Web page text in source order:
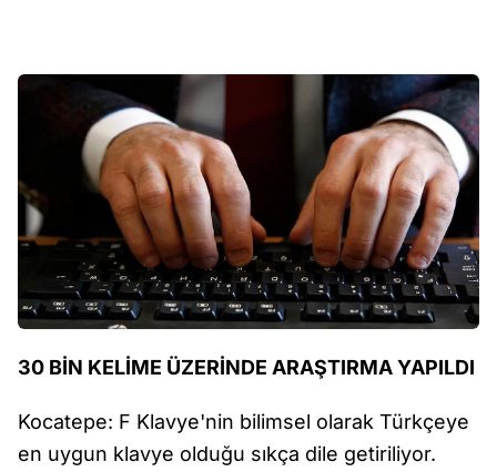
30 BİN KELİME ÜZERİNDE ARAŞTIRMA YAPILDI
Kocatepe: F Klavye'nin bilimsel olarak Türkçeye
en uygun klavye olduğu sıkça dile getiriliyor.